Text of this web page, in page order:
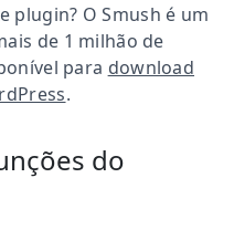
plugin? O Smush é um
de 1 milhão de
para download
.
do